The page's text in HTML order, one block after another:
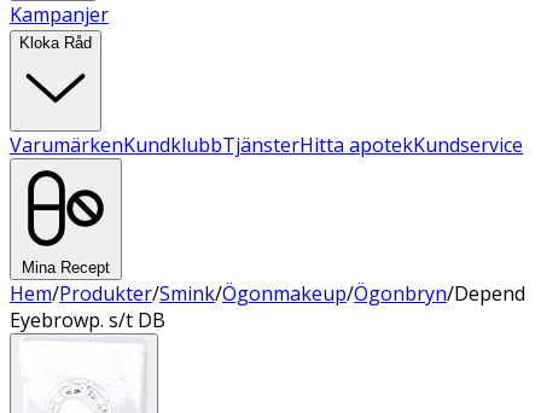
Kampanjer
Kloka Råd
VarumärkenKundklubbTjänsterHitta apotekKundservice
Mina Recept
Hem/Produkter/Smink/Ögonmakeup/Ögonbryn/Depend
Eyebrowp. s/t DB